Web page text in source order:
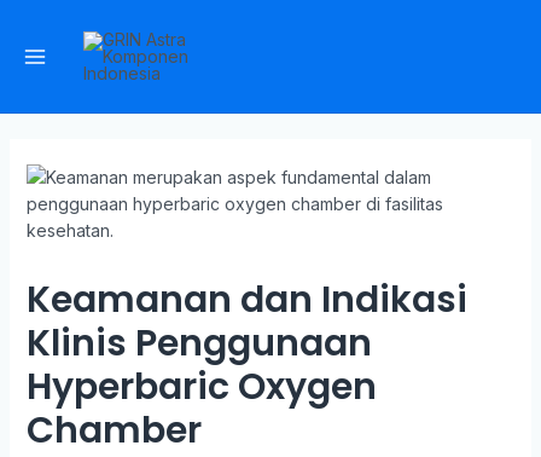
Keamanan dan Indikasi
Klinis Penggunaan
Hyperbaric Oxygen
Chamber